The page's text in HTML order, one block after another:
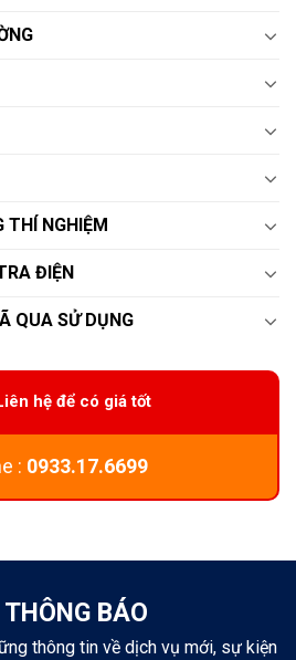
NGHIỆM
ĐIỆN
QUA SỬ DỤNG
hệ để có giá tốt
: 0933.17.6699
BÁO
thông tin về dịch vụ mới, sự kiện